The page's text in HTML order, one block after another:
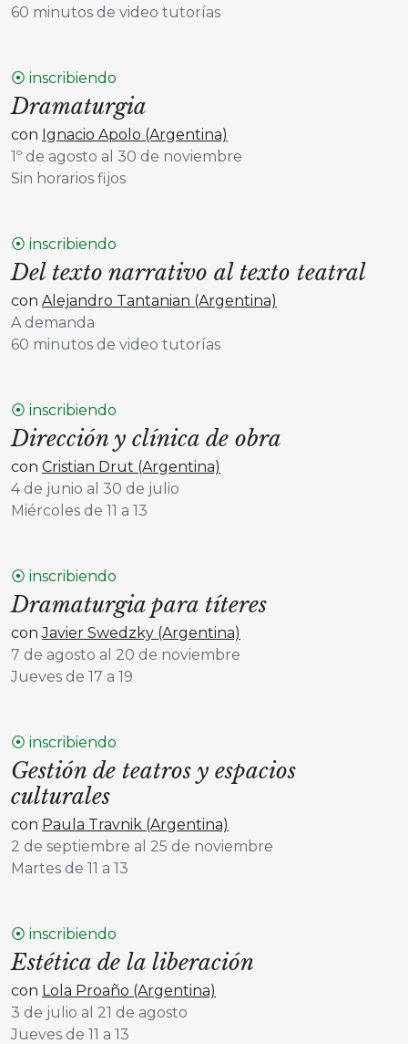
60 minutos de video tutorías
⦿ inscribiendo
Dramaturgia
con Ignacio Apolo (Argentina)
1º de agosto al 30 de noviembre
Sin horarios fijos
⦿ inscribiendo
Del texto narrativo al texto teatral
con Alejandro Tantanian (Argentina)
A demanda
60 minutos de video tutorías
⦿ inscribiendo
Dirección y clínica de obra
con Cristian Drut (Argentina)
4 de junio al 30 de julio
Miércoles de 11 a 13
⦿ inscribiendo
Dramaturgia para títeres
conJavier Swedzky (Argentina)
7 de agosto al 20 de noviembre
Jueves de 17 a 19
⦿ inscribiendo
Gestión de teatros y espacios
culturales
con Paula Travnik (Argentina)
2 de septiembre al 25 de noviembre
Martes de 11 a 13
⦿ inscribiendo
Estética de la liberación
con Lola Proaño (Argentina)
3 de julio al 21 de agosto
Jueves de 11 a 13